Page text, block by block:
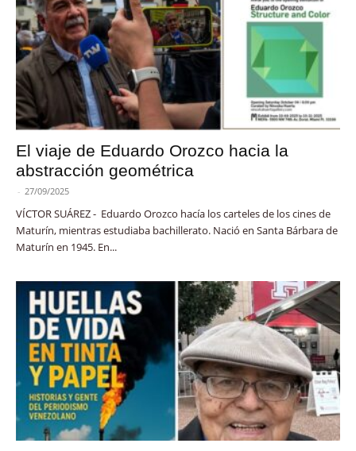
El viaje de Eduardo Orozco hacia la
abstracción geométrica
- 27/09/2025
VÍCTOR SUÁREZ - Eduardo Orozco hacía los carteles de los cines de
Maturín, mientras estudiaba bachillerato. Nació en Santa Bárbara de
Maturín en 1945. En...